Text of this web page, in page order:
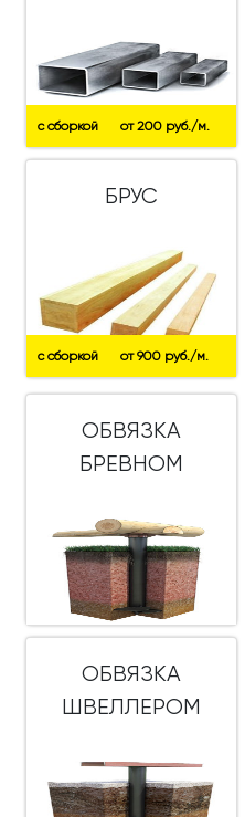
с сборкой от 200 руб./м.
БРУС
с сборкой от 900 руб./м.
ОБВЯЗКА
БРЕВНОМ
ОБВЯЗКА
ШВЕЛЛЕРОМ